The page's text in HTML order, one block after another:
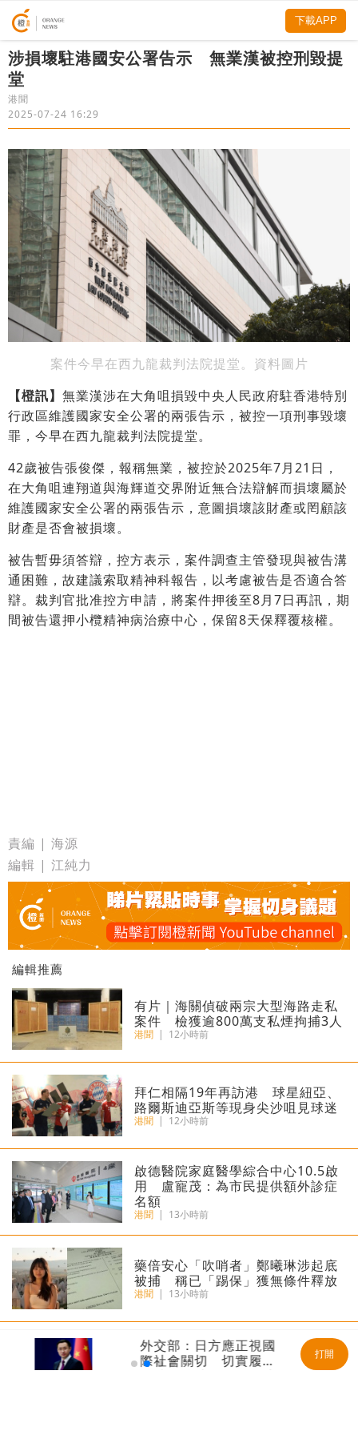
涉損壞駐港國安公署告示 無業漢被控刑毀提
堂
港聞
2025-07-24 16:29
案件今早在西九龍裁判法院提堂。資料圖片
【橙訊】 無業漢涉在大角咀損毀中央人民政府駐香港特別
行政區維護國家安全公署的兩張告示，被控一項刑事毀壞
罪，今早在西九龍裁判法院提堂。
42歲被告張俊傑，報稱無業，被控於2025年7月21日，
在大角咀連翔道與海輝道交界附近無合法辯解而損壞屬於
維護國家安全公署的兩張告示，意圖損壞該財產或罔顧該
財產是否會被損壞。
被告暫毋須答辯，控方表示，案件調查主管發現與被告溝
通困難，故建議索取精神科報告，以考慮被告是否適合答
辯。裁判官批准控方申請，將案件押後至8月7日再訊，期
間被告還押小欖精神病治療中心，保留8天保釋覆核權。
責編 | 海源
編輯 | 江純力
編輯推薦
有片｜海關偵破兩宗大型海路走私
案件 檢獲逾800萬支私煙拘捕3人
港聞 | 12小時前
拜仁相隔19年再訪港 球星紐亞、
路爾斯迪亞斯等現身尖沙咀見球迷
港聞 | 12小時前
啟德醫院家庭醫學綜合中心10.5啟
用 盧寵茂：為市民提供額外診症
名額
港聞 | 13小時前
藥倍安心「吹哨者」鄭曦琳涉起底
被捕 稱已「踢保」獲無條件釋放
港聞 | 13小時前
有片｜豪景花園大廈疑爆消防喉
後樓梯慘變瀑布
下載APP
部：日方應正視國
會關切 切實履行
散核武器的國際法
日本廣島紀
周年 高市
無核三原則
打開